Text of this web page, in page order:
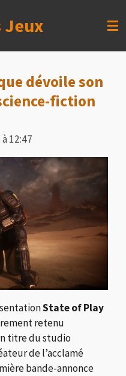
Jeux
dévoile son
fiction
12:47
State of Play
retenu
titre du studio
de l’acclamé
bande-annonce